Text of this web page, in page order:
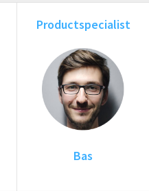
Productspecialist
Bas